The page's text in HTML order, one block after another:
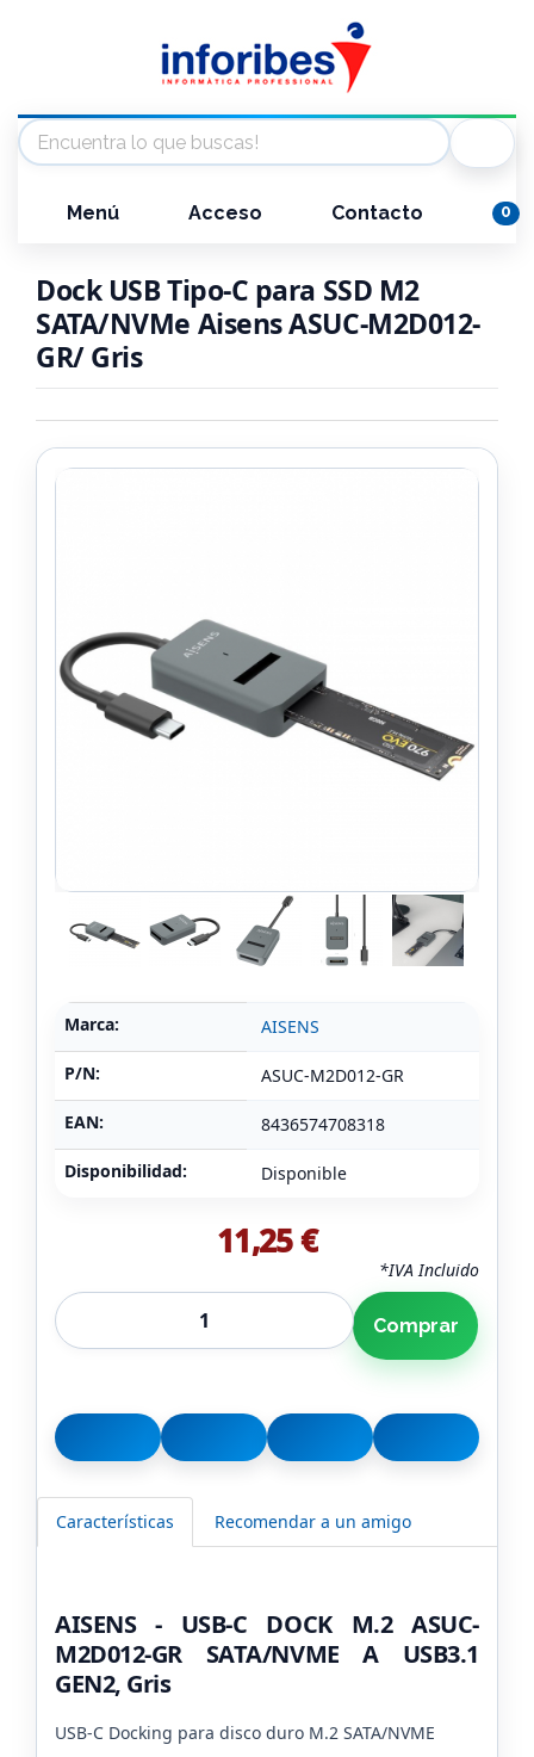
Menú Acceso Contacto 0
Dock USB Tipo-C para SSD M2
SATA/NVMe Aisens ASUC-M2D012-
GR/ Gris
Marca: AISENS
P/N: ASUC-M2D012-GR
EAN: 8436574708318
Disponibilidad: Disponible
11,25 €
*IVA Incluido
Comprar
Características Recomendar a un amigo
AISENS - USB-C DOCK M.2 ASUC-
M2D012-GR SATA/NVME A USB3.1
GEN2, Gris
USB-C Docking para disco duro M.2 SATA/NVME